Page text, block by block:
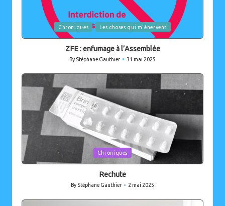
Posted
in
Chroniques Les choses qui m'énervent
ZFE : enfumage à l’Assemblée
Posted
by
By Stéphane Gauthier 31 mai 2025
in
Chroniques
Rechute
Posted
By Stéphane Gauthier 2 mai 2025